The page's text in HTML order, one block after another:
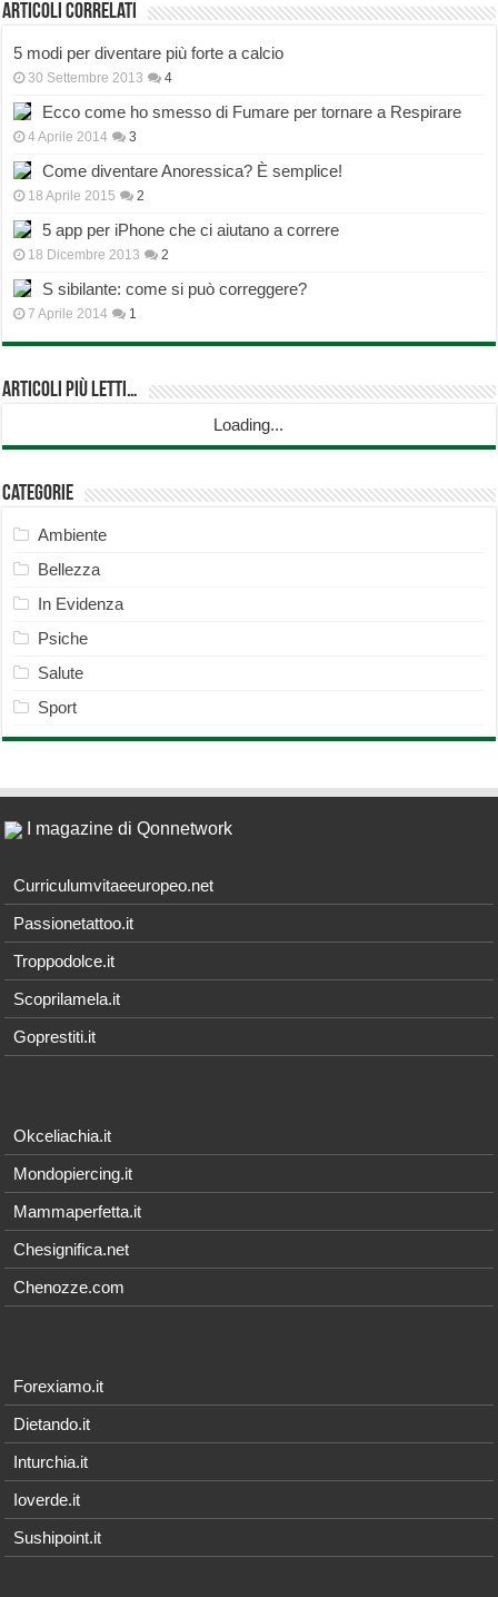
Articoli correlati
5 modi per diventare più forte a calcio
30 Settembre 2013 4
Ecco come ho smesso di Fumare per tornare a Respirare
4 Aprile 2014 3
Come diventare Anoressica? È semplice!
18 Aprile 2015 2
5 app per iPhone che ci aiutano a correre
18 Dicembre 2013 2
S sibilante: come si può correggere?
7 Aprile 2014 1
Articoli più Letti…
Loading...
Categorie
Ambiente
Bellezza
In Evidenza
Psiche
Salute
Sport
I magazine di Qonnetwork
Curriculumvitaeeuropeo.net
Passionetattoo.it
Troppodolce.it
Scoprilamela.it
Goprestiti.it
Okceliachia.it
Mondopiercing.it
Mammaperfetta.it
Chesignifica.net
Chenozze.com
Forexiamo.it
Dietando.it
Inturchia.it
Ioverde.it
Sushipoint.it